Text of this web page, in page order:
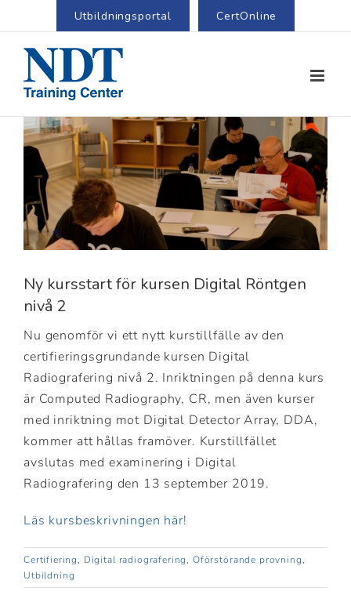
Utbildningsportal CertOnline
View
Larger
Image
Ny kursstart för kursen Digital Röntgen
nivå 2
Nu genomför vi ett nytt kurstillfälle av den
certifieringsgrundande kursen Digital
Radiografering nivå 2. Inriktningen på denna kurs
är Computed Radiography, CR, men även kurser
med inriktning mot Digital Detector Array, DDA,
kommer att hållas framöver. Kurstillfället
avslutas med examinering i Digital
Radiografering den 13 september 2019.
Läs kursbeskrivningen här!
Certifiering, Digital radiografering, Oförstörande provning,
Utbildning